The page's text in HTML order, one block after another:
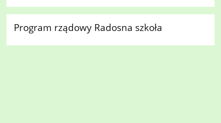
Program rządowy Radosna szkoła